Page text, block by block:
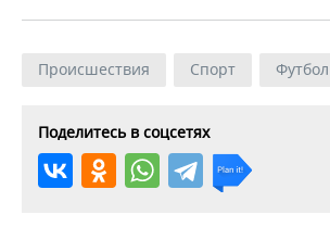
Происшествия Спорт Футбол
Поделитесь в соцсетях